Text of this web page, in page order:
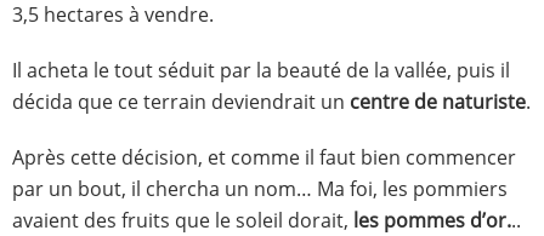
3,5 hectares à vendre.
Il acheta le tout séduit par la beauté de la vallée, puis il
décida que ce terrain deviendrait un centre de naturiste.
Après cette décision, et comme il faut bien commencer
par un bout, il chercha un nom… Ma foi, les pommiers
avaient des fruits que le soleil dorait, les pommes d’or...